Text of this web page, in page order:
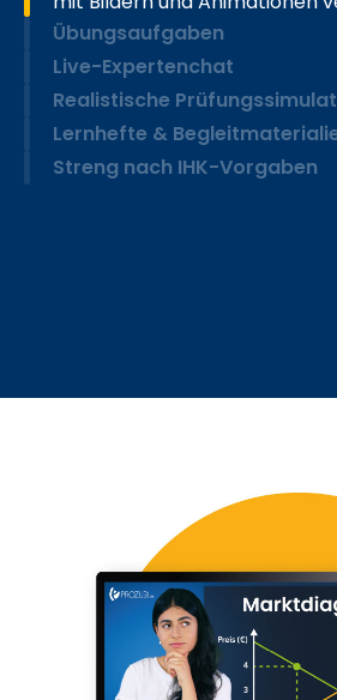
Übungsaufgaben
Live-Expertenchat
Realistische
Lernhefte &
Streng nach IHK-Vorgaben